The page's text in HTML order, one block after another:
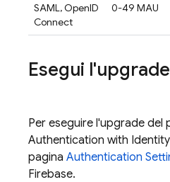
SAML, OpenID
Connect
0-49 MAU
Esegui
Per eseguire l'upgrade del
Authentication with
pagina Authentication
Firebase.